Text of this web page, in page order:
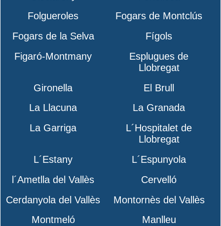
Folgueroles
Fogars de Montclús
Fogars de la Selva
Fígols
Figaró-Montmany
Esplugues de
Llobregat
Gironella
El Brull
La Llacuna
La Granada
La Garriga
L´Hospitalet de
Llobregat
L´Estany
L´Espunyola
l´Ametlla del Vallès
Cervelló
Cerdanyola del Vallès
Montornès del Vallès
Montmeló
Manlleu